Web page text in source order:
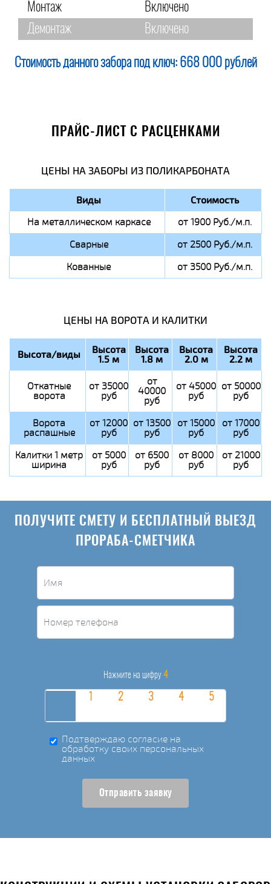
Монтаж
Включено
Демонтаж
Включено
Стоимость данного забора под ключ: 668 000 рублей
ПРАЙС-ЛИСТ С РАСЦЕНКАМИ
ЦЕНЫ НА ЗАБОРЫ ИЗ ПОЛИКАРБОНАТА
Виды Стоимость
На металлическом каркасе
от 1900 Руб./м.п.
Сварные
от 2500 Руб./м.п.
Кованные
от 3500 Руб./м.п.
ЦЕНЫ НА ВОРОТА И КАЛИТКИ
Высота/виды Высота
1.5 м
Высота
1.8 м
Высота
2.0 м
Высота
2.2 м
Откатные
ворота
от 35000
руб
от
40000
руб
от 45000
руб
от 50000
руб
Ворота
распашные
от 12000
руб
от 13500
руб
от 15000
руб
от 17000
руб
Калитки 1 метр
ширина
от 5000
руб
от 6500
руб
от 8000
руб
от 21000
руб
ПОЛУЧИТЕ СМЕТУ И БЕСПЛАТНЫЙ ВЫЕЗД
ПРОРАБА-СМЕТЧИКА
Нажмите на цифру 4
Подтверждаю согласие на
обработку своих персональных
данных
Отправить заявку